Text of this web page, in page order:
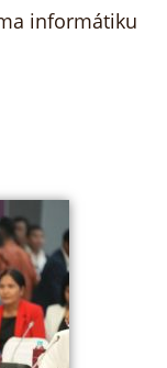
informátiku